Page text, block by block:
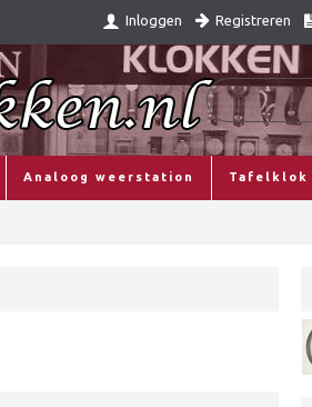
Inloggen Registreren
Analoog weerstation Tafelklok